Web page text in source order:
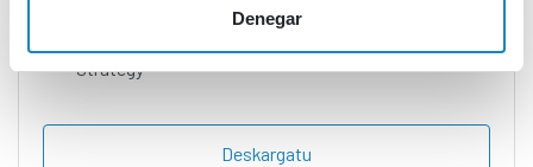
Denegar
Strategy
Deskargatu